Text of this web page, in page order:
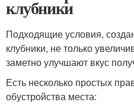
клубники
Подходящие условия,
клубники, не только
заметно улучшают вкус
Есть несколько простых
обустройства места: